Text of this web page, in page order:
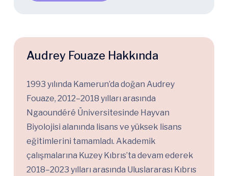
Audrey Fouaze Hakkında
1993 yılında Kamerun’da doğan Audrey
Fouaze, 2012–2018 yılları arasında
Ngaoundéré Üniversitesinde Hayvan
Biyolojisi alanında lisans ve yüksek lisans
eğitimlerini tamamladı. Akademik
çalışmalarına Kuzey Kıbrıs’ta devam ederek
2018–2023 yılları arasında Uluslararası Kıbrıs